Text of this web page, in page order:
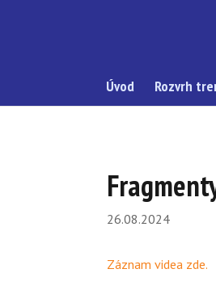
Úvod Rozvrh
26.08.2024
Záznam videa zde.